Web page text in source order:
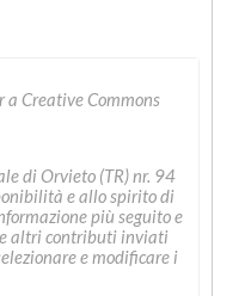
a Creative Commons
di Orvieto (TR) nr. 94
e allo spirito di
più seguito e
altri contributi inviati
e modificare i